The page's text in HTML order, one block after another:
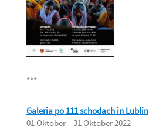
***
Galeria po 111 schodach in Lublin
01 Oktober – 31 Oktober 2022